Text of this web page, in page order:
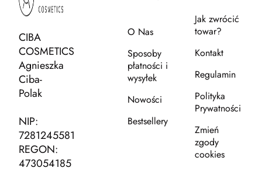
CIBA
COSMETICS
Agnieszka
Ciba-
Polak
NIP:
7281245581
REGON:
473054185
O Nas
Sposoby
płatności i
wysyłek
Nowości
Bestsellery
Jak zwrócić
towar?
Kontakt
Regulamin
Polityka
Prywatności
Zmień
zgody
cookies